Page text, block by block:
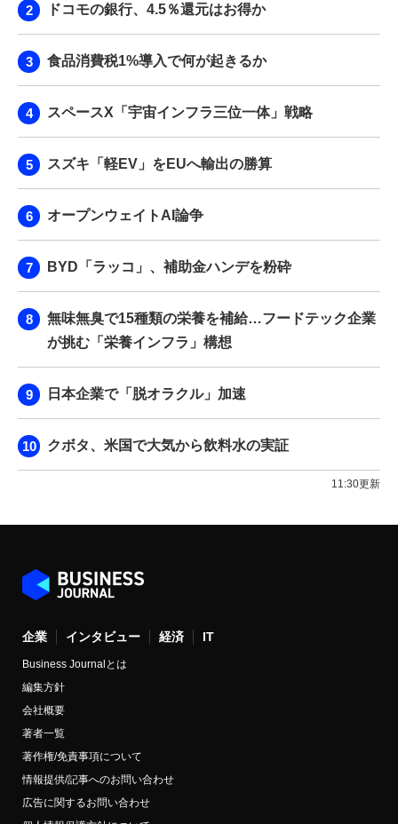
ドコモの銀行、4.5％還元はお得か
食品消費税1%導入で何が起きるか
スペースX「宇宙インフラ三位一体」戦略
スズキ「軽EV」をEUへ輸出の勝算
オープンウェイトAI論争
BYD「ラッコ」、補助金ハンデを粉砕
無味無臭で15種類の栄養を補給…フードテック企業
が挑む「栄養インフラ」構想
日本企業で「脱オラクル」加速
クボタ、米国で大気から飲料水の実証
11:30更新
企業 インタビュー 経済 IT
Business Journalとは
編集方針
会社概要
著者一覧
著作権/免責事項について
情報提供/記事へのお問い合わせ
広告に関するお問い合わせ